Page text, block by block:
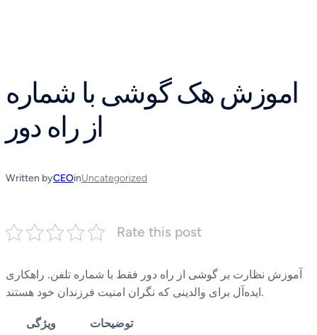
اموزش هک گوشی با شماره
از راه دور
Written byCEOinUncategorized
Rate this post
آموزش نظارت بر گوشی از راه دور فقط با شماره تلفن. راهکاری
ایده‌آل برای والدینی که نگران امنیت فرزندان خود هستند.
ویژگی
توضیحات